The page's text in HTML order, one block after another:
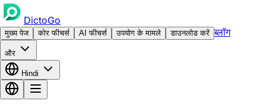
DictoGo
मुख्य पेज कोर फीचर्स AI फीचर्स उपयोग के मामले डाउनलोड करें ब्लॉग
और
Hindi